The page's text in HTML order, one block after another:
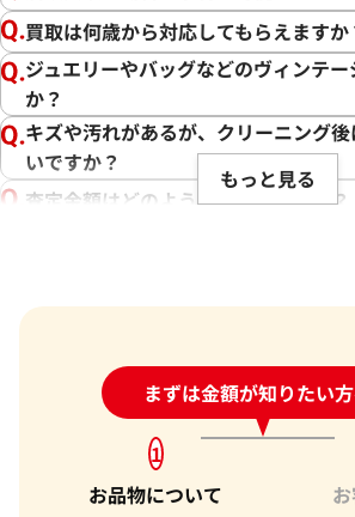
することです。そのためには、最新の市
握し、お客様に最適な価格をお伝えする
社では、ブランド品の状態や付属品、為
を考慮し、できる限りの価格でお取引さ
心がけております。さらに、弊社の強み
やキャンペーン、世界約1,940店舗以上
取を実現しています。
買取を提供しております。お客様からの
ることが、私たちにとって何よりの励み
め、さらに多くのお客様にご満足いただ
いります。バッグ以外にも貴金属や時計
の際は、ぜひ「おたからや」をご利用く
切なお品物を最良の価格でお取引できる
ご満足いただける買取を提供してまいり
買取は何歳から対応してもらえますか
ジュエリーやバッグなどのヴィンテ
か？
キズや汚れがあるが、クリーニング
いですか？
査定金額はどのように決まりますか？
売却するか悩んでいるのですが、査定
1点からでも査定できますか？
もっと見る
まずは金額が知りたい方
24時間受付中!問い合わせ
1
お品物について